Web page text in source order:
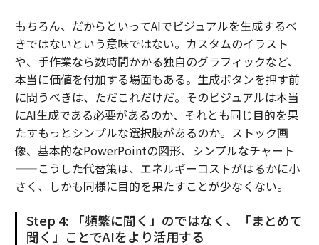
もちろん、だからといってAIでビジュアルを生成するべ
きではないという意味ではない。カスタムのイラスト
や、手作業なら数時間かかる独自のグラフィックなど、
本当に価値を付加する場面もある。生成ボタンを押す前
に問うべきは、ただこれだけだ。そのビジュアルは本当
にAI生成である必要があるのか、それとも同じ目的を果
たすもっとシンプルな選択肢があるのか。ストック画
像、基本的なPowerPointの図形、シンプルなチャート
——こうした代替策は、エネルギーコストがはるかに小
さく、しかも同様に目的を果たすことが少なくない。
Step 4: 「頻繁に聞く」のではなく、「まとめて
聞く」ことでAIをより活用する